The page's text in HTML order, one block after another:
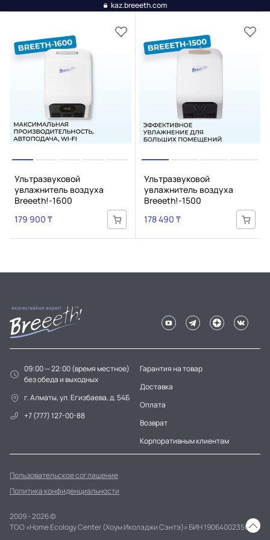
kaz.breeeth.com
Ультразвуковой
увлажнитель воздуха
Breeeth!-1600
179 900 ₸
Ультразвуковой
увлажнитель воздуха
Breeeth!-1500
178 490 ₸
09:00 — 22:00 (время местное)
без обеда и выходных
г. Алматы, ул. Егизбаева, д. 54Б
+7 (777) 127-00-88
Гарантия на товар
Доставка
Оплата
Возврат
Корпоративным клиентам
Пользовательское соглашение
Политика конфиденциальности
2009 - 2026 ©
ТОО «Home Ecology Center (Хоум Иколэджи Сэнтэ)» БИН 190640023562